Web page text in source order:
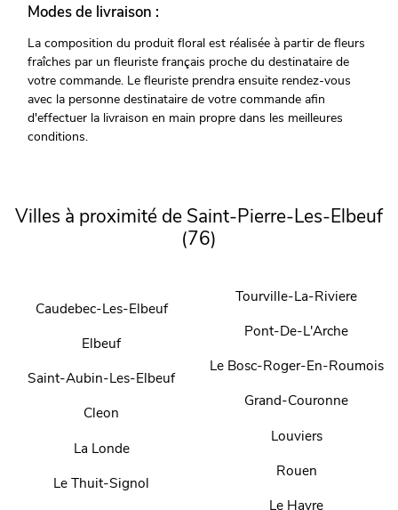
Modes de livraison :
La composition du produit floral est réalisée à partir de fleurs
fraîches par un fleuriste français proche du destinataire de
votre commande. Le fleuriste prendra ensuite rendez-vous
avec la personne destinataire de votre commande afin
d'effectuer la livraison en main propre dans les meilleures
conditions.
Villes à proximité de Saint-Pierre-Les-Elbeuf
(76)
Caudebec-Les-Elbeuf
Elbeuf
Saint-Aubin-Les-Elbeuf
Cleon
La Londe
Le Thuit-Signol
Tourville-La-Riviere
Pont-De-L'Arche
Le Bosc-Roger-En-Roumois
Grand-Couronne
Louviers
Rouen
Le Havre